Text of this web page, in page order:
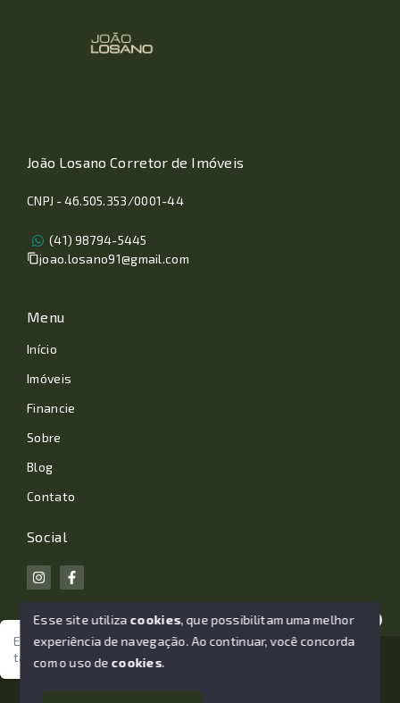
Estamos aqui para te ajudar. Vamos juntos nessa jornada
tão importante da sua vida?
João Losano Corretor de Imóveis
CNPJ - 46.505.353/0001-44
(41) 98794-5445
joao.losano91@gmail.com
Menu
Início
Imóveis
Financie
Sobre
Blog
Contato
Social
© Copyright 2026 - João Losano Corretor de Imóveis -
Esse site utiliza cookies, que possibilitam uma melhor
experiência de navegação.Ao continuar, você concorda
com o uso de cookies.